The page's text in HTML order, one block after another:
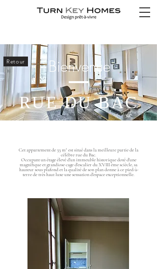
Bienvenue
Retour
RUE DU BAC
Cet appartement de 33 m² est situé dans la meilleure partie de la
célèbre rue du Bac.
Occupant un étage élevé d'un immeuble historique doté d'une
magnifique et grandiose cage d'escalier du XVIII ème sciècle, sa
hauteur sous plafond et la qualité de son plan donne à ce pied-à-
terre de très haut luxe une sensation d'espace exceptionnelle.